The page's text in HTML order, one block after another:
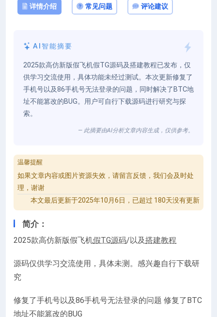
详情介绍 常见问题 评论建议
AI智能摘要
2025款高仿新版假飞机假TG源码及搭建教程已发布，仅
供学习交流使用，具体功能未经过测试。本次更新修复了
手机号以及86手机号无法登录的问题，同时解决了BTC地
址不能篡改的BUG。用户可自行下载源码进行研究与探
索。
— 此摘要由AI分析文章内容生成，仅供参考。
温馨提醒
如果文章内容或图片资源失效，请留言反馈，我们会及时处
理，谢谢
本文最后更新于2025年10月6日，已超过 180天没有更新
简介：
2025款高仿新版假飞机假TG源码/以及搭建教程
源码仅供学习交流使用，具体未测。感兴趣自行下载研
究
修复了手机号以及86手机号无法登录的问题 修复了BTC
地址不能篡改的BUG